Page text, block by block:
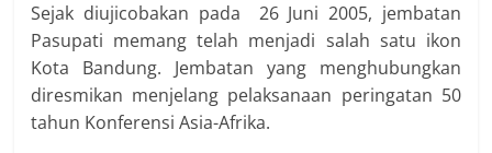
Sejak diujicobakan pada 26 Juni 2005, jembatan
Pasupati memang telah menjadi salah satu ikon
Kota Bandung. Jembatan yang menghubungkan
diresmikan menjelang pelaksanaan peringatan 50
tahun Konferensi Asia-Afrika.